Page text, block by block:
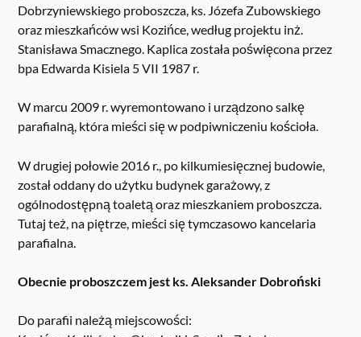
Dobrzyniewskiego proboszcza, ks. Józefa Zubowskiego
oraz mieszkańców wsi Kozińce, według projektu inż.
Stanisława Smacznego. Kaplica została poświęcona przez
bpa Edwarda Kisiela 5 VII 1987 r.
W marcu 2009 r. wyremontowano i urządzono salkę
parafialną, która mieści się w podpiwniczeniu kościoła.
W drugiej połowie 2016 r., po kilkumiesięcznej budowie,
został oddany do użytku budynek garażowy, z
ogólnodostępną toaletą oraz mieszkaniem proboszcza.
Tutaj też, na piętrze, mieści się tymczasowo kancelaria
parafialna.
Obecnie proboszczem jest ks. Aleksander Dobroński
Do parafii należą miejscowości: